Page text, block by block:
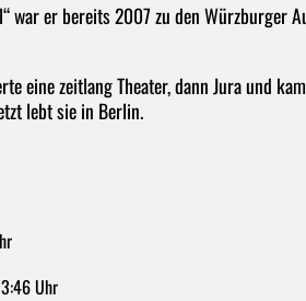
war er bereits 2007 zu den Würzburger
eine zeitlang Theater, dann Jura und
lebt sie in Berlin.
Uhr